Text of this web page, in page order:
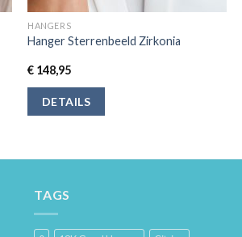
HANGERS
Hanger Sterrenbeeld Zirkonia
€ 148,95
DETAILS
TAGS